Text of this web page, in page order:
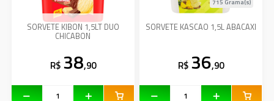
SORVETE KIBON 1,5LT DUO
CHICABON
R$ 38,90
SORVETE KASCAO 1,5L ABACAXI
715 Grama(s)
R$ 36,90